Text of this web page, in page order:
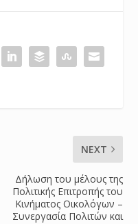
NEXT
Δήλωση του μέλους της
Πολιτικής Επιτροπής του
Κινήματος Οικολόγων –
Συνεργασία Πολιτών και